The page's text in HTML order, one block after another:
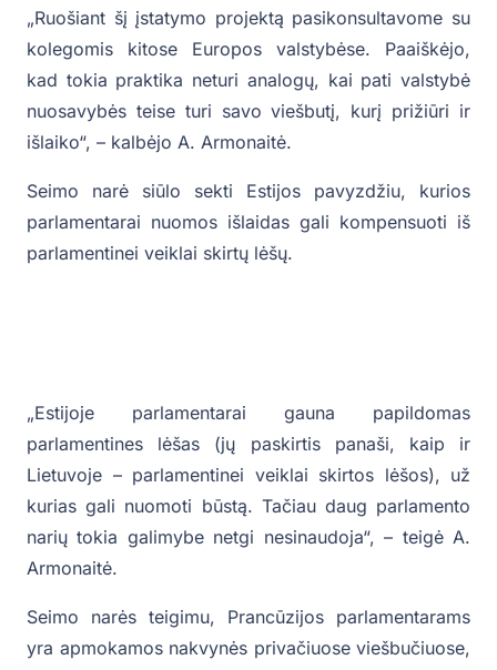
„Ruošiant šį įstatymo projektą pasikonsultavome su
kolegomis kitose Europos valstybėse. Paaiškėjo,
kad tokia praktika neturi analogų, kai pati valstybė
nuosavybės teise turi savo viešbutį, kurį prižiūri ir
išlaiko“, – kalbėjo A. Armonaitė.
Seimo narė siūlo sekti Estijos pavyzdžiu, kurios
parlamentarai nuomos išlaidas gali kompensuoti iš
parlamentinei veiklai skirtų lėšų.
„Estijoje parlamentarai gauna papildomas
parlamentines lėšas (jų paskirtis panaši, kaip ir
Lietuvoje – parlamentinei veiklai skirtos lėšos), už
kurias gali nuomoti būstą. Tačiau daug parlamento
narių tokia galimybe netgi nesinaudoja“, – teigė A.
Armonaitė.
Seimo narės teigimu, Prancūzijos parlamentarams
yra apmokamos nakvynės privačiuose viešbučiuose,